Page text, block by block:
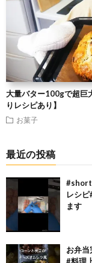
大量バター100gで超巨
りレシピあり】
お菓子
最近の投稿
レシ
ます
お弁